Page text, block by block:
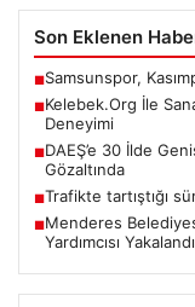
Son Eklenen
■Samsunspor,
■Kelebek.Org İle
Deneyimi
■DAEŞ’e 30 İlde
Gözaltında
■Trafikte tartıştığı
■Menderes
Yardımcısı Yakalandı